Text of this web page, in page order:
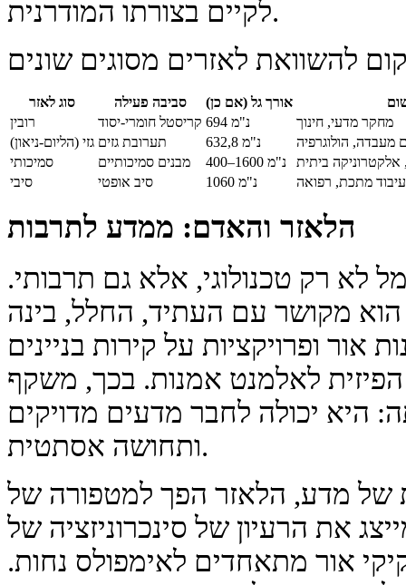
לקיים בצורתו המודרנית.
להשוואת לאזרים מסוגים שונים
סוג לאזר סביבה פעילה אורך גל (אם כן)
רובין
קריסטל חומרי-יסוד 694 נ"מ
מחקר מדעי, חינוך
גזי (הליום-ניאון) תערובת גזים 632,8 נ"מ
מעבדה, הולוגרפיה
סמיכותי
מבנים סמיכותיים 400–1600 נ"מ
ביתית
סיבי
סיב אופטי 1060 נ"מ עיבוד מתכת, רפואה
הלאזר והאדם: ממדע לתרבות
לא רק טכנולוגי, אלא גם תרבותי.
הוא מקושר עם העתיד, החלל, בינה
אור ופרויקציות על קירות בניינים
לאלמנט אמנות. בכך, משקף
היא יכולה לחבר מדעים מדויקים
ותחושה אסתטית.
של מדע, הלאזר הפך למטפורה של
את הרעיון של סינכרוניזציה של
אור מתאחדים לאימפולס נחות.